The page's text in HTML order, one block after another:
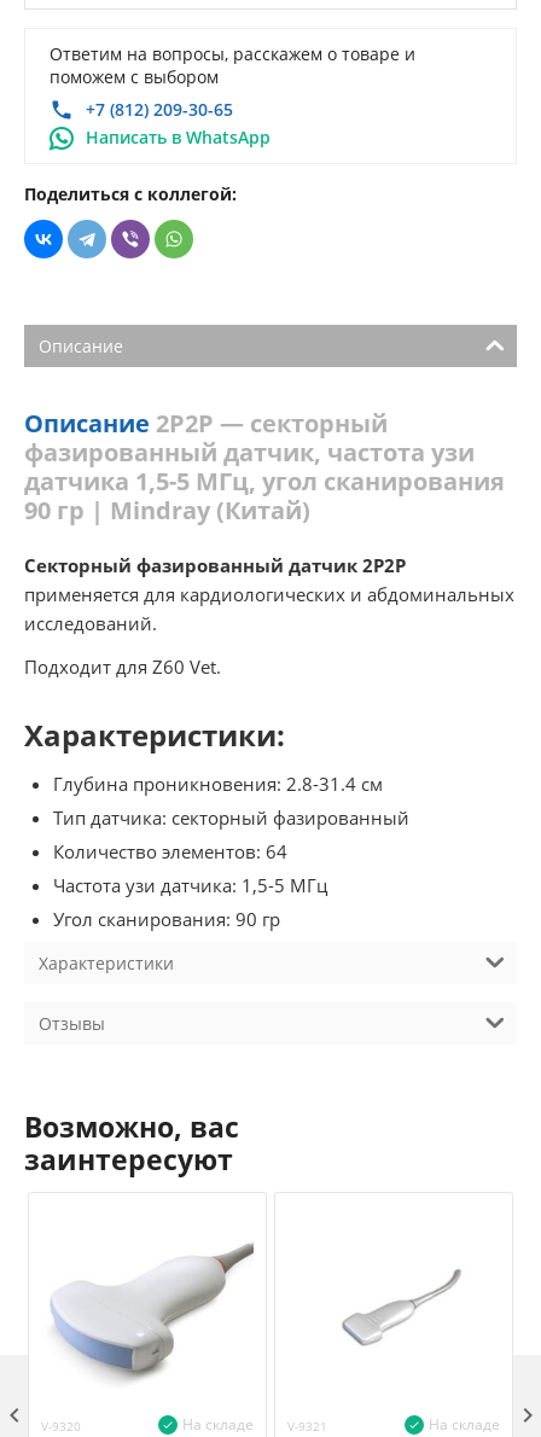
Ответим на вопросы, расскажем о товаре и
поможем с выбором
+7 (812) 209-30-65
Написать в WhatsApp
Поделиться с коллегой:
Описание
Описание 2P2P — секторный
фазированный датчик, частота узи
датчика 1,5-5 МГц, угол сканирования
90 гр | Mindray (Китай)
Секторный фазированный датчик 2P2P
применяется для кардиологических и абдоминальных
исследований.
Подходит для Z60 Vet.
Характеристики:
Глубина проникновения: 2.8-31.4 см
Тип датчика: секторный фазированный
Количество элементов: 64
Частота узи датчика: 1,5-5 МГц
Угол сканирования: 90 гр
Характеристики
Отзывы
Возможно, вас
заинтересуют
V-9320 На складе V-9321 На складе
 